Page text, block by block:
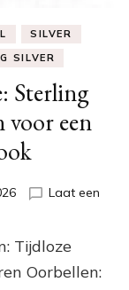
SILVER
SILVER
Sterling
voor een
Laat een
Tijdloze
Oorbellen: